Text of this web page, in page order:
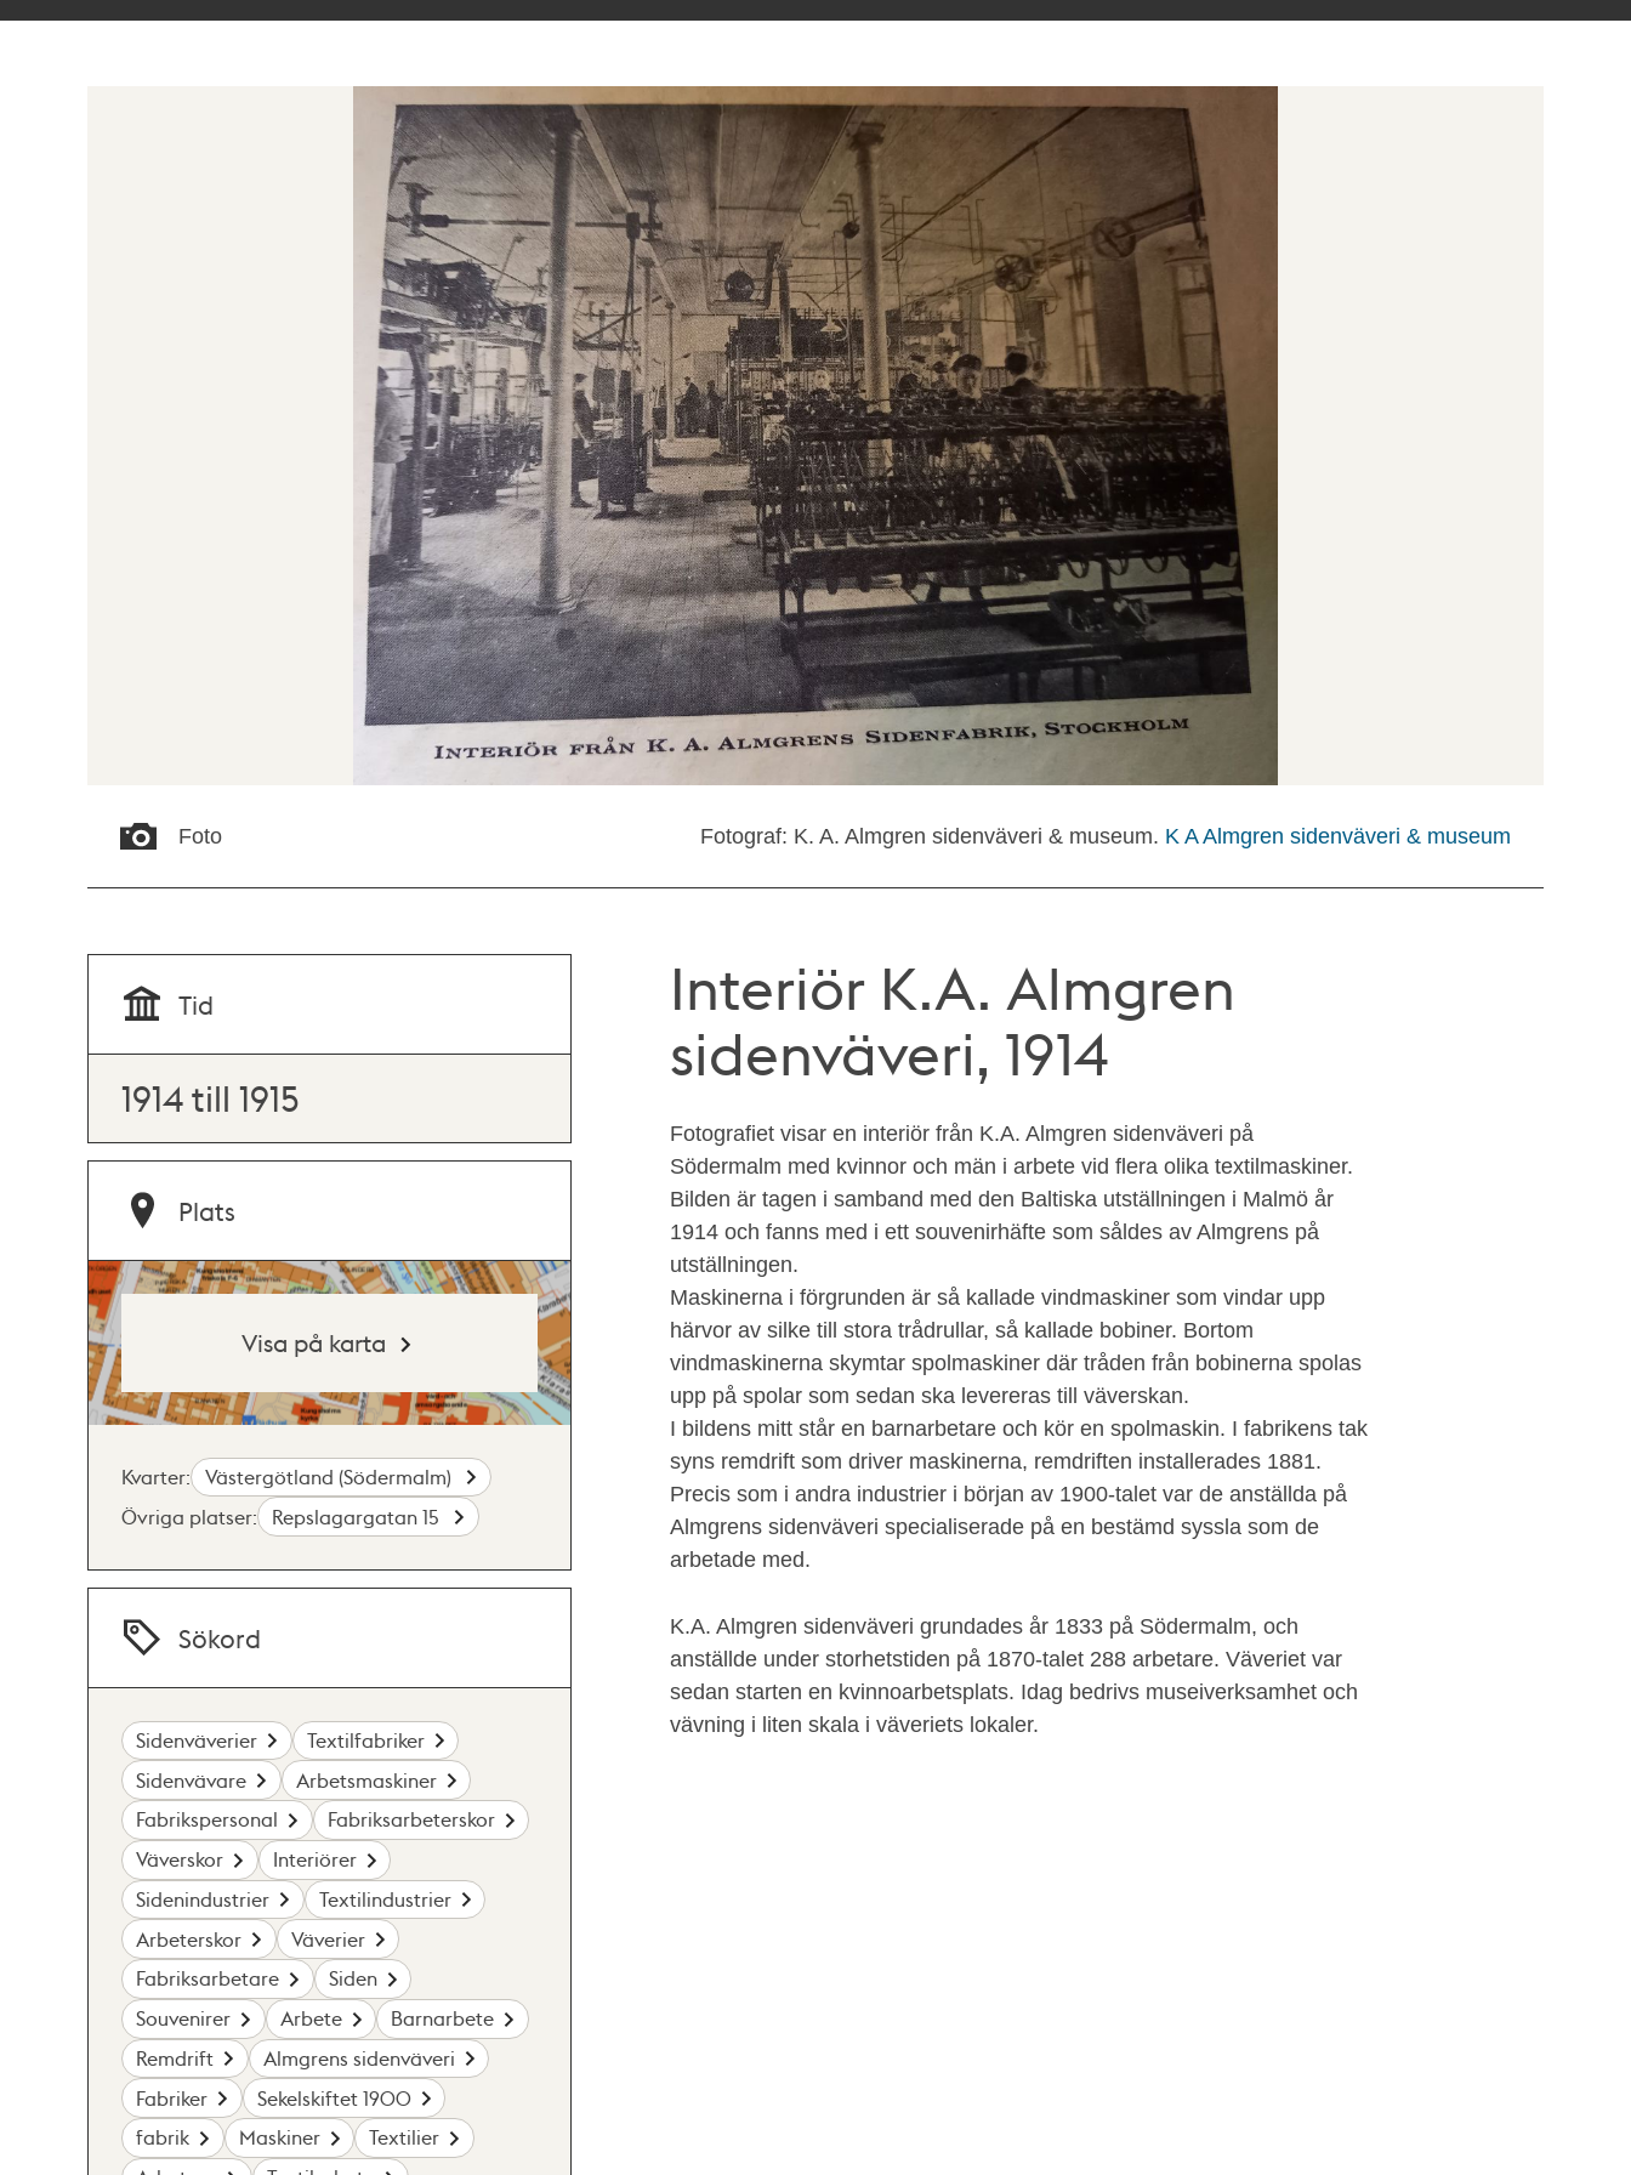
Foto Fotograf: K. A. Almgren sidenväveri & museum. K A Almgren sidenväveri & museum
Interiör K.A. Almgren
sidenväveri, 1914
Fotografiet visar en interiör från K.A. Almgren sidenväveri på
Södermalm med kvinnor och män i arbete vid flera olika textilmaskiner.
Bilden är tagen i samband med den Baltiska utställningen i Malmö år
1914 och fanns med i ett souvenirhäfte som såldes av Almgrens på
utställningen.
Maskinerna i förgrunden är så kallade vindmaskiner som vindar upp
härvor av silke till stora trådrullar, så kallade bobiner. Bortom
vindmaskinerna skymtar spolmaskiner där tråden från bobinerna spolas
upp på spolar som sedan ska levereras till väverskan.
I bildens mitt står en barnarbetare och kör en spolmaskin. I fabrikens tak
syns remdrift som driver maskinerna, remdriften installerades 1881.
Precis som i andra industrier i början av 1900-talet var de anställda på
Almgrens sidenväveri specialiserade på en bestämd syssla som de
arbetade med.
K.A. Almgren sidenväveri grundades år 1833 på Södermalm, och
anställde under storhetstiden på 1870-talet 288 arbetare. Väveriet var
sedan starten en kvinnoarbetsplats. Idag bedrivs museiverksamhet och
vävning i liten skala i väveriets lokaler.
Tid
1914 till 1915
Plats
Visa på karta
Kvarter:
Västergötland (Södermalm)
Övriga platser:
Repslagargatan 15
Sökord
Sidenväverier
Textilfabriker
Sidenvävare
Arbetsmaskiner
Fabrikspersonal
Fabriksarbeterskor
Väverskor
Interiörer
Sidenindustrier
Textilindustrier
Arbeterskor
Väverier
Fabriksarbetare
Siden
Souvenirer
Arbete
Barnarbete
Remdrift
Almgrens sidenväveri
Fabriker
Sekelskiftet 1900
fabrik
Maskiner
Textilier